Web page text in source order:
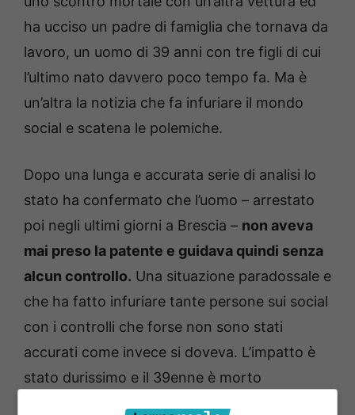
ha ucciso un padre di famiglia che tornava da
lavoro, un uomo di 39 anni con tre figli di cui
l’ultimo nato davvero poco tempo fa. Ma è
un’altra la notizia che fa infuriare il mondo
social e scatena le polemiche.
Dopo una lunga e accurata serie di analisi lo
stato ha confermato che l’uomo – arrestato
poi negli ultimi giorni a Brescia – non aveva
mai preso la patente e guidava quindi senza
alcun controllo. Una situazione paradossale e
che ha fatto infuriare tante persone sui social
con i controlli che forse non sono stati
accurati come invece si doveva. L’impatto è
stato durissimo e il 39enne è morto